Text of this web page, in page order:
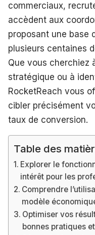
commerciaux,
accèdent aux
proposant une base
plusieurs centaines
Que vous cherchiez
stratégique ou à
RocketReach vous
cibler précisément
taux de conversion.
Table des
Explorer le
intérêt pour les
Comprendre
modèle
Optimiser vos
bonnes pratiques